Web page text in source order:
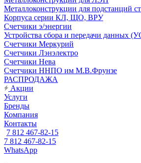
Металлоконструкции для подстанций
Корпуса серии КЛ, ЩО, ВРУ
Счетчики э/энергии
Устройства сбора и передачи данных
Счетчики Меркурий
Счетчики Лэнэлектро
Счетчики Нева
Счетчики ННПО им М.В.Фрунзе
РАСПРОДАЖА
Акции
Услуги
Бренды
Компания
Контакты
7 812 467-82-15
7 812 467-82-15
WhatsApp